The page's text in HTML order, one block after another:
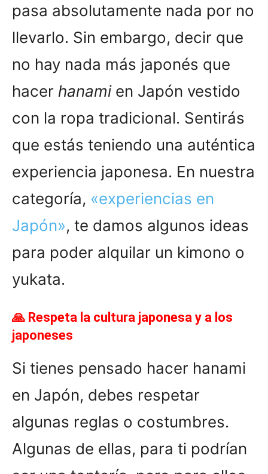
pasa absolutamente nada por no
llevarlo. Sin embargo, decir que
no hay nada más japonés que
hacer hanamien Japón vestido
con la ropa tradicional. Sentirás
que estás teniendo una auténtica
experiencia japonesa. En nuestra
categoría, «experiencias en
Japón», te damos algunos ideas
para poder alquilar un kimono o
yukata.
🙏 Respeta la cultura japonesa y a los
japoneses
Si tienes pensado hacer hanami
en Japón, debes respetar
algunas reglas o costumbres.
Algunas de ellas, para ti podrían